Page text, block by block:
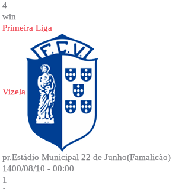
4
win
Primeira Liga
Vizela
pr.Estádio Municipal 22 de Junho(Famalicão)
1400/08/10 - 00:00
1